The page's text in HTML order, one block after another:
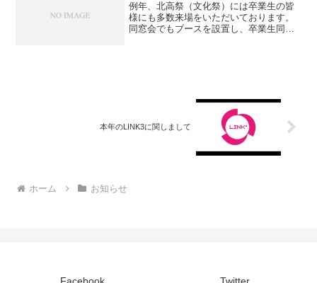
例年、北高祭（文化祭）には卒業生の皆
様にも多数来場をいただいております。
同窓会でもブースを設置し、卒業生同士
本年のLINK3に関しまして
ホーム お知らせ
Facebook Twitter